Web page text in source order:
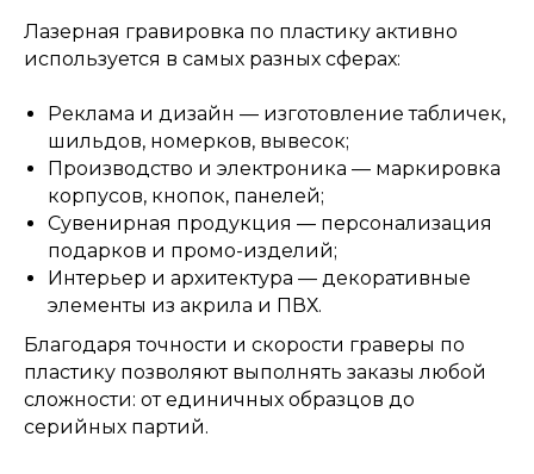
Лазерная гравировка по пластику активно
используется в самых разных сферах:
Реклама и дизайн — изготовление табличек,
шильдов, номерков, вывесок;
Производство и электроника — маркировка
корпусов, кнопок, панелей;
Сувенирная продукция — персонализация
подарков и промо-изделий;
Интерьер и архитектура — декоративные
элементы из акрила и ПВХ.
Благодаря точности и скорости граверы по
пластику позволяют выполнять заказы любой
сложности: от единичных образцов до
серийных партий.